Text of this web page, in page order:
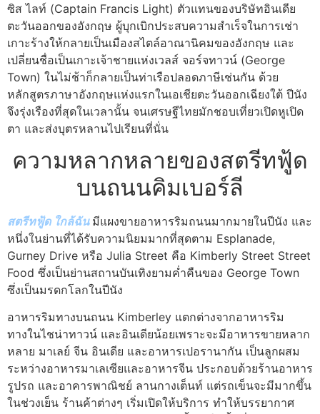
ซิส ไลท์ (Captain Francis Light) ตัวแทนของบริษัทอินเดีย
ตะวันออกของอังกฤษ ผู้บุกเบิกประสบความสำเร็จในการเช่า
เกาะร้างให้กลายเป็นเมืองสไตล์อาณานิคมของอังกฤษ และ
เปลี่ยนชื่อเป็นเกาะเจ้าชายแห่งเวลส์ จอร์จทาวน์ (George
Town) ในไม่ช้าก็กลายเป็นท่าเรือปลอดภาษีเช่นกัน ด้วย
หลักสูตรภาษาอังกฤษแห่งแรกในเอเชียตะวันออกเฉียงใต้ ปีนัง
จึงรุ่งเรืองที่สุดในเวลานั้น จนเศรษฐีไทยมักชอบเที่ยวเปิดหูเปิด
ตา และส่งบุตรหลานไปเรียนที่นั่น
ความหลากหลายของสตรีทฟู้ด
บนถนนคิมเบอร์ลี
สตรีทฟู้ด ใกล้ฉัน มีแผงขายอาหารริมถนนมากมายในปีนัง และ
หนึ่งในย่านที่ได้รับความนิยมมากที่สุดตาม Esplanade,
Gurney Drive หรือ Julia Street คือ Kimberly Street Street
Food ซึ่งเป็นย่านสถานบันเทิงยามค่ำคืนของ George Town
ซึ่งเป็นมรดกโลกในปีนัง
อาหารริมทางบนถนน Kimberley แตกต่างจากอาหารริม
ทางในไชน่าทาวน์ และอินเดียน้อยเพราะจะมีอาหารขายหลาก
หลาย มาเลย์ จีน อินเดีย และอาหารเปอรานากัน เป็นลูกผสม
ระหว่างอาหารมาเลเซียและอาหารจีน ประกอบด้วยร้านอาหาร
รูปรถ และอาคารพาณิชย์ ลานกางเต็นท์ แต่รถเข็นจะมีมากขึ้น
ในช่วงเย็น ร้านค้าต่างๆ เริ่มเปิดให้บริการ ทำให้บรรยากาศ